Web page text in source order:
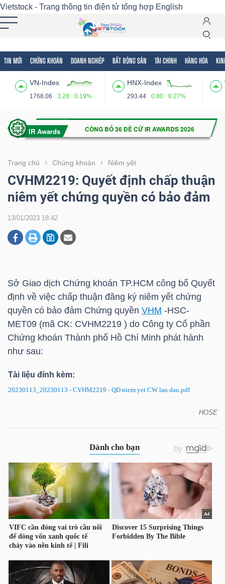
Vietstock - Trang thông tin điện tử tổng hợp English
TIN MỚI CHỨNG KHOÁN DOANH NGHIỆP BẤT ĐỘNG SẢN TÀI CHÍNH HÀNG HÓA
VN-Index
1768.06 3.28 0.19%
HNX-Index
293.44 0.80 0.27%
Trang chủ Chứng khoán Niêm yết
CVHM2219: Quyết định chấp thuận
niêm yết chứng quyền có bảo đảm
13/01/2023 18:42
Sở Giao dịch Chứng khoán TP.HCM công bố Quyết
định về việc chấp thuận đăng ký niêm yết chứng
quyền có bảo đảm Chứng quyền VHM -HSC-
MET09 (mã CK: CVHM2219 ) do Công ty Cổ phần
Chứng khoán Thành phố Hồ Chí Minh phát hành
như sau:
Tài liệu đính kèm:
20230113_20230113 - CVHM2219 - QD niem yet CW lan dau.pdf
HOSE
Tất cả Tính năng Ngành Mã chứng khoán
Tính
(-)
VIETSTOCK
CHỨNG
BẤT
ĐỘNG
SẢN
HÓA
KINH
TẾ
THẾ